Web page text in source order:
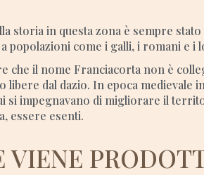
storia in questa zona è sempre
popolazioni come i galli, i romani e i
che il nome Franciacorta non è
libere dal dazio. In epoca
si impegnavano di migliorare il
essere esenti.
VIENE